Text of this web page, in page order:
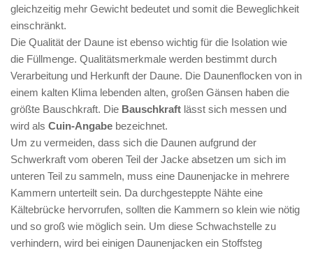
gleichzeitig mehr Gewicht bedeutet und somit die Beweglichkeit
einschränkt.
Die Qualität der Daune ist ebenso wichtig für die Isolation wie
die Füllmenge. Qualitätsmerkmale werden bestimmt durch
Verarbeitung und Herkunft der Daune. Die Daunenflocken von in
einem kalten Klima lebenden alten, großen Gänsen haben die
größte Bauschkraft. Die Bauschkraft lässt sich messen und
wird als Cuin-Angabe bezeichnet.
Um zu vermeiden, dass sich die Daunen aufgrund der
Schwerkraft vom oberen Teil der Jacke absetzen um sich im
unteren Teil zu sammeln, muss eine Daunenjacke in mehrere
Kammern unterteilt sein. Da durchgesteppte Nähte eine
Kältebrücke hervorrufen, sollten die Kammern so klein wie nötig
und so groß wie möglich sein. Um diese Schwachstelle zu
verhindern, wird bei einigen Daunenjacken ein Stoffsteg